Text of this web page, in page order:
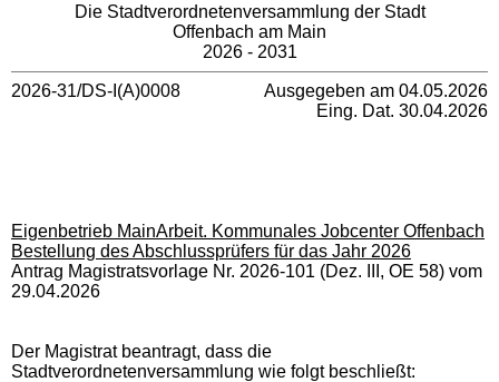
Die Stadtverordnetenversammlung der Stadt
Offenbach am Main
2026 - 2031
2026-31/DS-I(A)0008
Ausgegeben am 04.05.2026
Eing. Dat. 30.04.2026
Eigenbetrieb MainArbeit. Kommunales Jobcenter Offenbach
Bestellung des Abschlussprüfers für das Jahr 2026
Antrag Magistratsvorlage Nr. 2026-101 (Dez. III, OE 58) vom
29.04.2026
Der Magistrat beantragt, dass die
Stadtverordnetenversammlung wie folgt beschließt: